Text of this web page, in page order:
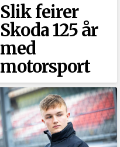
Slik feirer
Skoda 125 år
med
motorsport